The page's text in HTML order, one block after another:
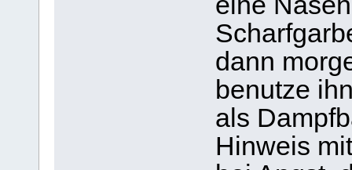
dann
benutze
als
Hinweis